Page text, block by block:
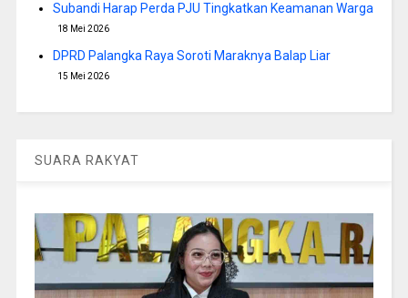
Subandi Harap Perda PJU Tingkatkan Keamanan Warga
18 Mei 2026
DPRD Palangka Raya Soroti Maraknya Balap Liar
15 Mei 2026
SUARA RAKYAT